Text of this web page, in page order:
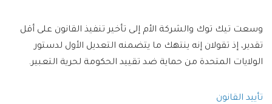
وسعت تيك توك والشركة الأم إلى تأخير تنفيذ القانون على أقل
تقدير، إذ تقولان إنه ينتهك ما يتضمنه التعديل الأول لدستور
الولايات المتحدة من حماية ضد تقييد الحكومة لحرية التعبير.
تأييد القانون